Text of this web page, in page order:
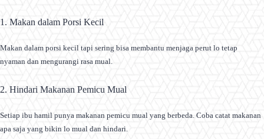
1. Makan dalam Porsi Kecil
Makan dalam porsi kecil tapi sering bisa membantu menjaga perut lo tetap
nyaman dan mengurangi rasa mual.
2. Hindari Makanan Pemicu Mual
Setiap ibu hamil punya makanan pemicu mual yang berbeda. Coba catat makanan
apa saja yang bikin lo mual dan hindari.